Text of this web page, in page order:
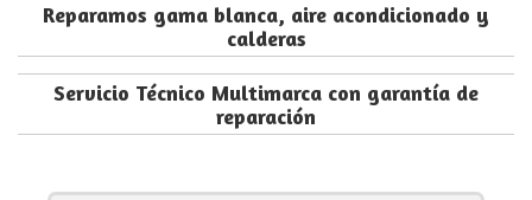
Reparamos gama blanca, aire acondicionado y
calderas
Servicio Técnico Multimarca con garantía de
reparación